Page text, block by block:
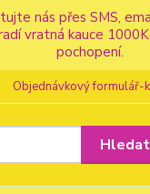
nás přes
vratná kauce
pochopení.
Objednávkový formulář-
Hledat